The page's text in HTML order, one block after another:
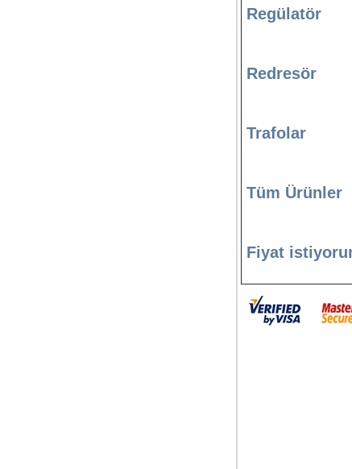
Regülatör
Redresör
Trafolar
Tüm Ürünler
Fiyat